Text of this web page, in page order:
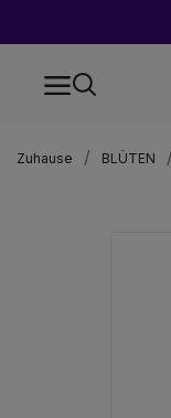
Zuhause BLÜTEN